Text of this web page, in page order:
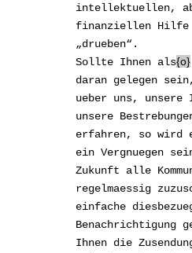
intellektuellen,
finanziellen Hilfe
„drueben“.
Sollte Ihnen als o
daran gelegen
ueber uns, unsere
unsere
erfahren, so wird
ein Vergnuegen
Zukunft alle
regelmaessig
einfache
Benachrichtigung
Ihnen die